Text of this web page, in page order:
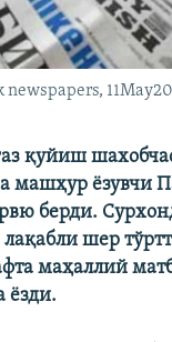
қуйиш
машҳур ёзувчи
берди.
шер
маҳаллий
ёзди.